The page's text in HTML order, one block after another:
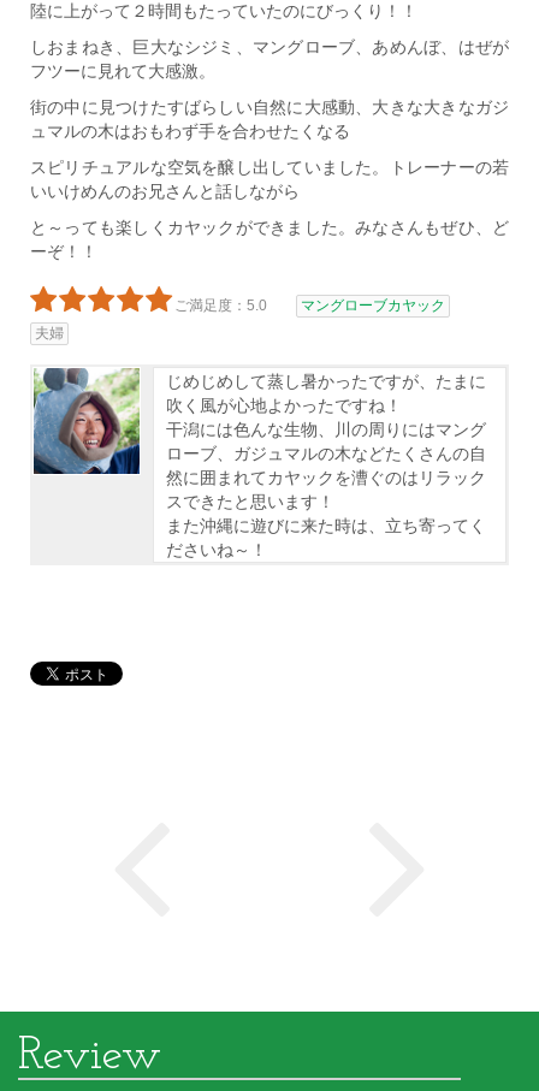
陸に上がって２時間もたっていたのにびっくり！！
しおまねき、巨大なシジミ、マングローブ、あめんぼ、はぜが
フツーに見れて大感激。
街の中に見つけたすばらしい自然に大感動、大きな大きなガジ
ュマルの木はおもわず手を合わせたくなる
スピリチュアルな空気を醸し出していました。トレーナーの若
いいけめんのお兄さんと話しながら
と～っても楽しくカヤックができました。みなさんもぜひ、ど
ーぞ！！
ご満足度：5.0
マングローブカヤック
夫婦
じめじめして蒸し暑かったですが、たまに
吹く風が心地よかったですね！
干潟には色んな生物、川の周りにはマング
ローブ、ガジュマルの木などたくさんの自
然に囲まれてカヤックを漕ぐのはリラック
スできたと思います！
また沖縄に遊びに来た時は、立ち寄ってく
ださいね～！